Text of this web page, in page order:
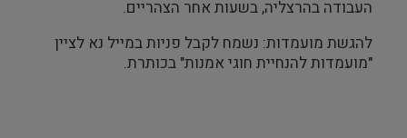
העבודה בהרצליה, בשעות אחר הצהריים.
להגשת מועמדות: נשמח לקבל פניות במייל נא לציין
"מועמדות להנחיית חוגי אמנות" בכותרת.